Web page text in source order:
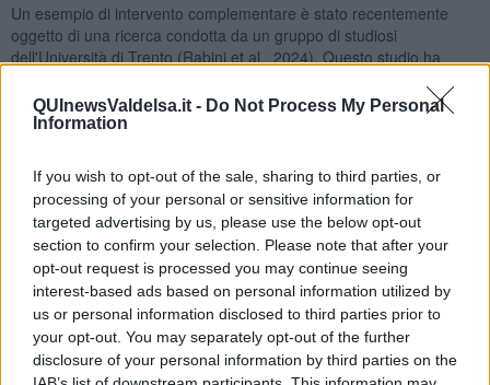
QUInewsValdelsa.it - Do Not Process My Personal
Information
If you wish to opt-out of the sale, sharing to third parties, or
processing of your personal or sensitive information for
targeted advertising by us, please use the below opt-out
section to confirm your selection. Please note that after your
opt-out request is processed you may continue seeing
interest-based ads based on personal information utilized by
us or personal information disclosed to third parties prior to
your opt-out. You may separately opt-out of the further
disclosure of your personal information by third parties on the
Un esempio di intervento complementare è stato recentemente
oggetto di una ricerca condotta da un gruppo di studiosi
dell'Università di Trento (Rabini et al., 2024). Questo studio ha
manifestazioni del MP.
Sono stati reclutati 24 pazienti e divisi in due gruppi: uno sottoposto
partecipanti sono stati sottoposti ad una valutazione motoria e
neuropsicologica prima e dopo quattro mesi di attività, svolte due
volte a settimana.
In entrambi i gruppi, i risultati hanno mostratomiglioramenti
significativi in diverse abilità motorie, principalmente riguardanti
l'equilibrio statico e dinamico. A livello cognitivo, è stato rilevato un
miglioramento significativo in un compito linguistico di
denominazione delle azioni.
I ricercatori hanno evidenziato che solo i pazienti del gruppo